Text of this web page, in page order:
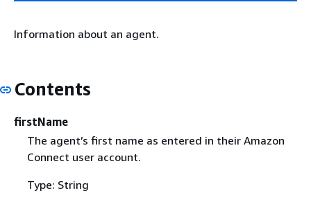
Information about an agent.
Contents
firstName
The agent’s first name as entered in their Amazon
Connect user account.
Type: String